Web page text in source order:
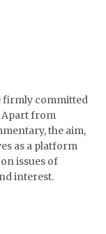
firmly committed
Apart from
the aim,
as a platform
issues of
interest.